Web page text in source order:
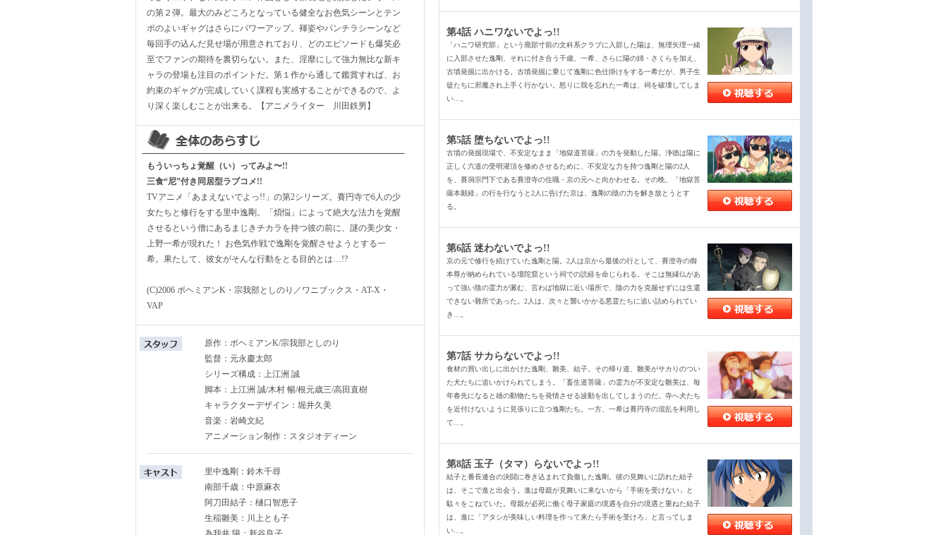
の第２弾。最大のみどころとなっている健全なお色気シーンとテン
ポのよいギャグはさらにパワーアップ。褌姿やパンチラシーンなど
毎回手の込んだ見せ場が用意されており、どのエピソードも爆笑必
至でファンの期待を裏切らない。また、淫靡にして強力無比な新キ
ャラの登場も注目のポイントだ。第１作から通して鑑賞すれば、お
約束のギャグが完成していく課程も実感することができるので、よ
り深く楽しむことが出来る。【アニメライター 川田鉄男】
もういっちょ覚醒（い）ってみよ〜!!
三食“尼”付き同居型ラブコメ!!
TVアニメ「あまえないでよっ!!」の第2シリーズ。賽円寺で6人の少
女たちと修行をする里中逸剛。「煩悩」によって絶大な法力を覚醒
させるという僧にあるまじきチカラを持つ彼の前に、謎の美少女・
上野一希が現れた！ お色気作戦で逸剛を覚醒させようとする一
希。果たして、彼女がそんな行動をとる目的とは…!?
(C)2006 ボヘミアンK・宗我部としのり／ワニブックス・AT-X・
VAP
原作：ボヘミアンK/宗我部としのり
監督：元永慶太郎
シリーズ構成：上江洲 誠
脚本：上江洲 誠/木村 暢/根元歳三/高田直樹
キャラクターデザイン：堀井久美
音楽：岩崎文紀
アニメーション制作：スタジオディーン
里中逸剛：鈴木千尋
南部千歳：中原麻衣
阿刀田結子：樋口智恵子
生稲雛美：川上とも子
第4話 ハニワないでよっ!!
「ハニワ研究部」という廃部寸前の文科系クラブに入部した陽は、無理矢理一緒
に入部させた逸剛、それに付き合う千歳、一希、さらに陽の姉・さくらを加え、
古墳発掘に出かける。古墳発掘に乗じて逸剛に色仕掛けをする一希だが、男子生
徒たちに邪魔され上手く行かない。怒りに我を忘れた一希は、祠を破壊してしま
い…。
第5話 堕ちないでよっ!!
古墳の発掘現場で、不安定なまま「地獄道菩薩」の力を発動した陽。浄徳は陽に
正しく六道の受明灌頂を修めさせるために、不安定な力を持つ逸剛と陽の2人
を、賽洞宗門下である賽澄寺の住職・京の元へと向かわせる。その晩、「地獄菩
薩本願経」の行を行なうと2人に告げた京は、逸剛の陰の力を解き放とうとす
る。
第6話 迷わないでよっ!!
京の元で修行を続けていた逸剛と陽。2人は京から最後の行として、賽澄寺の御
本尊が納められている壇陀窟という祠での読経を命じられる。そこは無縁仏があ
って強い陰の霊力が澱む、言わば地獄に近い場所で、陰の力を克服せずには生還
できない難所であった。2人は、次々と襲いかかる悪霊たちに追い詰められてい
き…。
第7話 サカらないでよっ!!
食材の買い出しに出かけた逸剛、雛美、結子。その帰り道、雛美がサカりのつい
た犬たちに追いかけられてしまう。「畜生道菩薩」の霊力が不安定な雛美は、毎
年春先になると雄の動物たちを発情させる波動を出してしまうのだ。寺へ犬たち
を近付けないように見張りに立つ逸剛たち。一方、一希は賽円寺の混乱を利用し
て…。
第8話 玉子（タマ）らないでよっ!!
結子と番長連合の決闘に巻き込まれて負傷した逸剛。彼の見舞いに訪れた結子
は、そこで進と出会う。進は母親が見舞いに来ないから「手術を受けない」と
駄々をこねていた。母親が必死に働く母子家庭の境遇を自分の境遇と重ねた結子
は、進に「アタシが美味しい料理を作って来たら手術を受けろ」と言ってしま
い…。